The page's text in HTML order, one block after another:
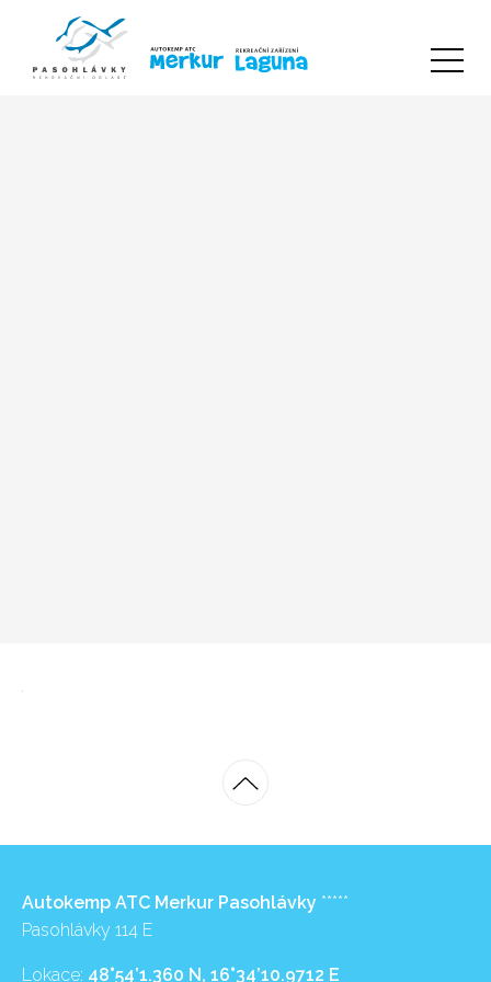
Autokemp ATC Merkur Pasohlávky *****
Pasohlávky 114 E
Lokace: 48°54’1.360 N, 16°34’10.9712 E